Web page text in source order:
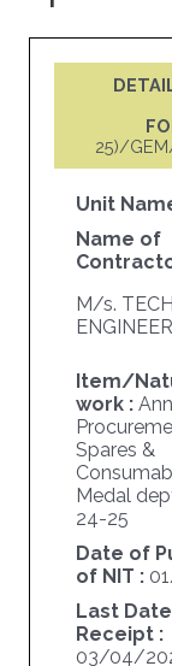
25)/
Unit
Name of
M/s.
Item/
work :
Spares &
Medal
24-25
Date of
of NIT :
Last
Receipt :
03/04/